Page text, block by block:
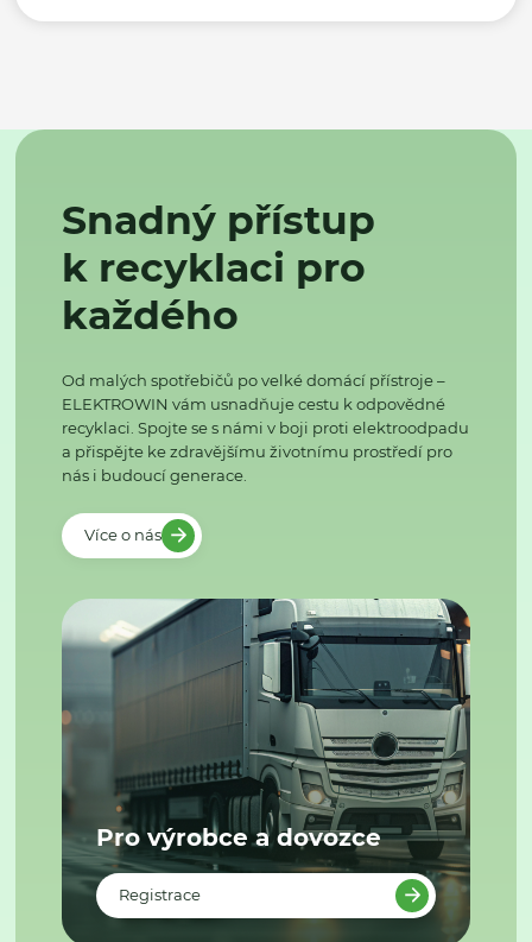
Snadný přístup
k recyklaci pro
každého
Od malých spotřebičů po velké domácí přístroje –
ELEKTROWIN vám usnadňuje cestu k odpovědné
recyklaci. Spojte se s námi v boji proti elektroodpadu
a přispějte ke zdravějšímu životnímu prostředí pro
nás i budoucí generace.
Více o nás
Pro výrobce a dovozce
Registrace